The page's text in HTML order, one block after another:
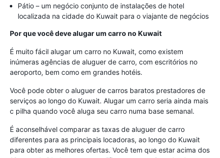
Pátio – um negócio conjunto de instalações de hotel
localizada na cidade do Kuwait para o viajante de negócios
Por que você deve alugar um carro no Kuwait
É muito fácil alugar um carro no Kuwait, como existem
inúmeras agências de aluguer de carro, com escritórios no
aeroporto, bem como em grandes hotéis.
Você pode obter o aluguer de carros baratos prestadores de
serviços ao longo do Kuwait. Alugar um carro seria ainda mais
c pilha quando você aluga seu carro numa base semanal.
É aconselhável comparar as taxas de aluguer de carro
diferentes para as principais locadoras, ao longo do Kuwait
para obter as melhores ofertas. Você tem que estar acima dos